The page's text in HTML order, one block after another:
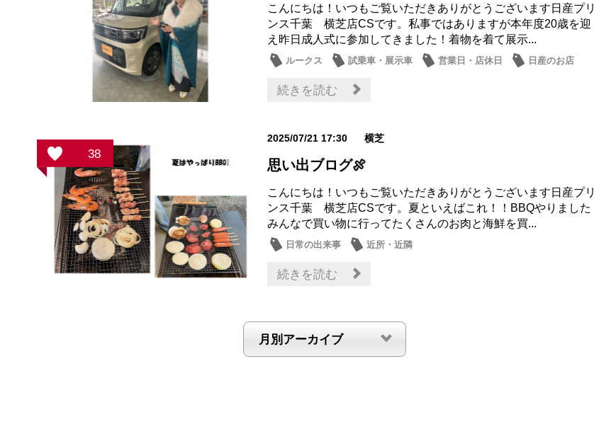
こんにちは！いつもご覧いただきありがとうございます日産プリ
ンス千葉 横芝店CSです。私事ではありますが本年度20歳を迎
え昨日成人式に参加してきました！着物を着て展示...
ルークス 試乗車・展示車 営業日・店休日 日産のお店
続きを読む
38
2025/07/21 17:30 横芝
思い出ブログ🍖
こんにちは！いつもご覧いただきありがとうございます日産プリ
ンス千葉 横芝店CSです。夏といえばこれ！！BBQやりました
みんなで買い物に行ってたくさんのお肉と海鮮を買...
日常の出来事 近所・近隣
続きを読む